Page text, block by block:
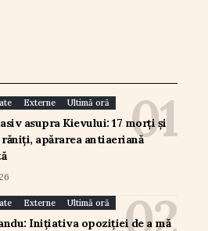
Externe Ultimă oră
asupra Kievului: 17 morți și
răniți, apărarea antiaeriană
Externe Ultimă oră
Inițiativa opoziției de a mă